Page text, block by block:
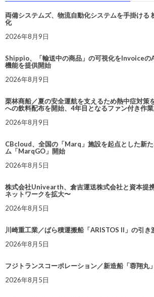
両備システムズ、物流自動化システムを手掛ける
化
2026年8月9日
Shippio、「輸送中の商品」の可視化をInvoiceの
機能を提供開始
2026年8月9日
栗林商船／夏の安全運航を支えるため熱中症対策
への飲料配布を開始、4年目となるファン付き作
2026年8月9日
CBcloud、全国の「Marq」施設を起点とした新
ム「MarqGO」開始
2026年8月5日
株式会社Univearth、倉吉運送株式会社と資本提
ネットワークを拡大〜
2026年8月5日
川崎重工業／ばら積運搬船「ARISTOS II」の引き
2026年8月5日
フジトランスコーポレーション／新造船「蓉翔丸
2026年8月5日